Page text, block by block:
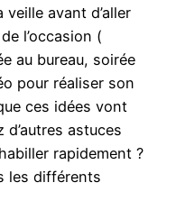
avant d’aller
l’occasion (
au bureau, soirée
pour réaliser son
ces idées vont
astuces
rapidement ?
les différents